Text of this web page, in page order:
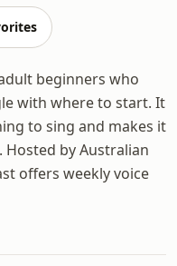
beginners who
with where to start. It
to sing and makes it
Hosted by Australian
offers weekly voice